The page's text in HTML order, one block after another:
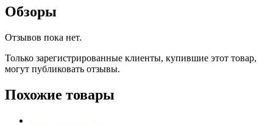
Обзоры
Отзывов пока нет.
Только зарегистрированные клиенты, купившие этот товар,
могут публиковать отзывы.
Похожие товары